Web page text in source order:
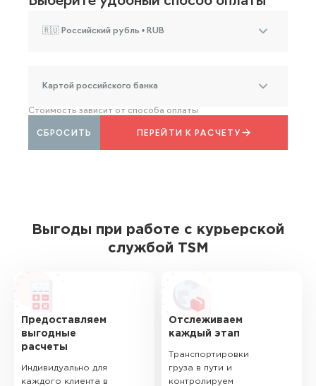
🇷🇺 Российский рубль • RUB
Картой российского банка
Стоимость зависит от способа оплаты
ПЕРЕЙТИ К РАСЧЕТУ
СБРОСИТЬ
Выгоды при работе с курьерской
службой TSM
Предоставляем
выгодные
расчеты
Индивидуально для
каждого клиента в
Отслеживаем
каждый этап
Транспортировки
груза в пути и
контролируем